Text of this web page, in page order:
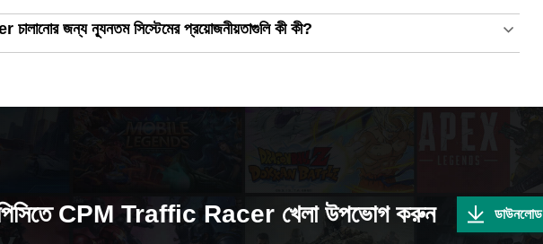
জন্য ন্যূনতম সিস্টেমের প্রয়োজনীয়তাগুলি কী কী?
CPM Traffic Racer খেলা উপভোগ করুন ডাউনলোড